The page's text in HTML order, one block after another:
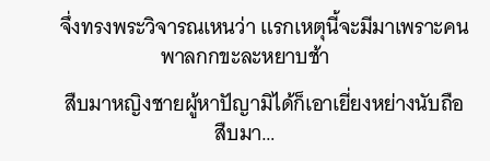
จึ่งทรงพระวิจารณเหนว่า แรกเหตุนี้จะมีมาเพราะคน
พาลกกขะละหยาบช้า
สืบมาหญิงชายผู้หาปัญามิได้ก็เอาเยี่ยงหย่างนับถือ
สืบมา…